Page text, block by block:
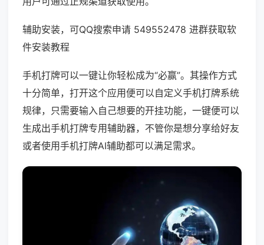
辅助安装，可QQ搜索申请 549552478 进群获取软
件安装教程
手机打牌可以一键让你轻松成为“必赢”。其操作方式
十分简单，打开这个应用便可以自定义手机打牌系统
规律，只需要输入自己想要的开挂功能，一键便可以
生成出手机打牌专用辅助器，不管你是想分享给好友
或者使用手机打牌AI辅助都可以满足需求。